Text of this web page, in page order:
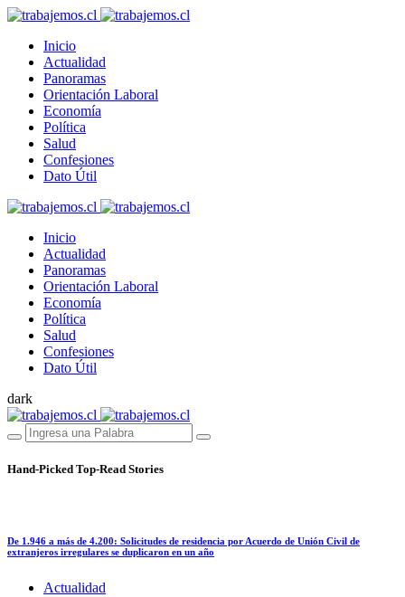
Inicio
Actualidad
Panoramas
Orientación Laboral
Economía
Política
Salud
Confesiones
Dato Útil
Inicio
Actualidad
Panoramas
Orientación Laboral
Economía
Política
Salud
Confesiones
Dato Útil
dark
Hand-Picked Top-Read Stories
De 1.946 a más de 4.200: Solicitudes de residencia por Acuerdo de Unión Civil de
extranjeros irregulares se duplicaron en un año
Actualidad